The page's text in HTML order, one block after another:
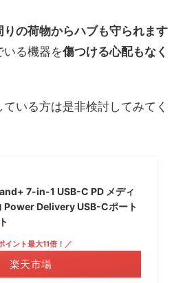
りの荷物からハブも守られます
いる機器を傷つける心配もなく
いる方は是非検討してみてく
7-in-1 USB-C PD メディ
Power Delivery USB-Cポート
イント最大11倍！／
楽天市場